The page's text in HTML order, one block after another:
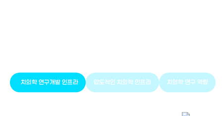
치의학 연구개발 인프라 압도적인 치의학 인프라 치의학 연구 역량